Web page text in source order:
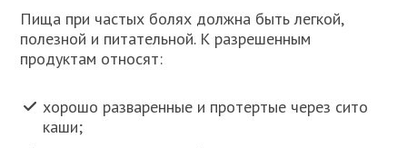
Пища при частых болях должна быть легкой,
полезной и питательной. К разрешенным
продуктам относят:
хорошо разваренные и протертые через сито
каши;